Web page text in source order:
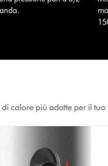
calore più adatte per il